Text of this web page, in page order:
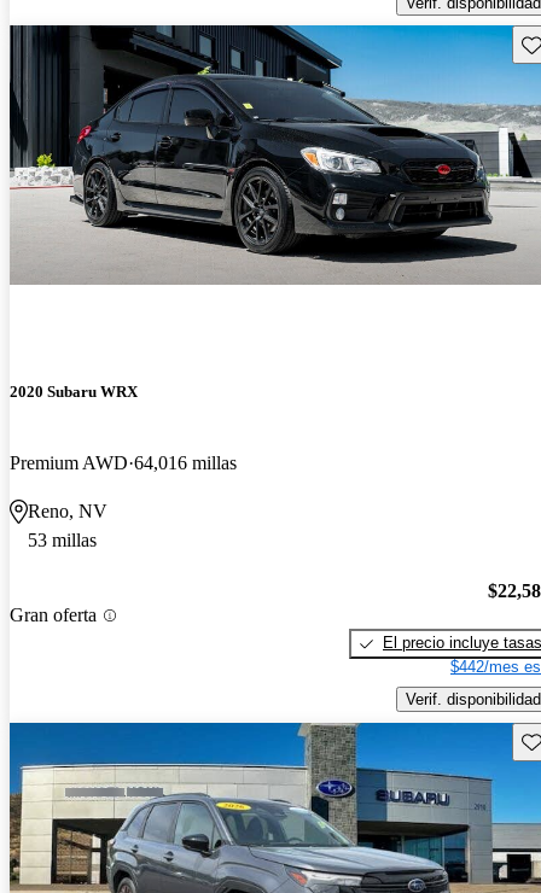
2020 Subaru WRX
Premium AWD 64,016 millas
Reno, NV
53 millas
Gran oferta
El precio incluye tasas
$442/mes
Verif. disponibilidad